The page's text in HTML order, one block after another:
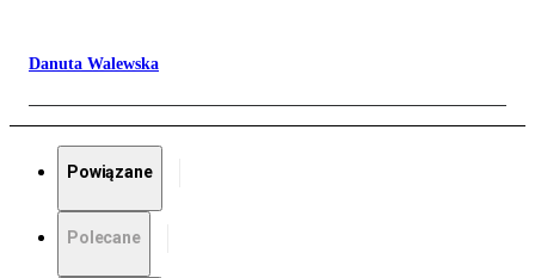
Danuta Walewska
Powiązane
Polecane